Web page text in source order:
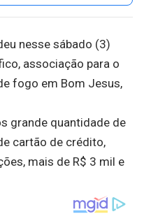
nesse sábado (3)
associação para o
fogo em Bom Jesus,
grande quantidade de
cartão de crédito,
mais de R$ 3 mil e